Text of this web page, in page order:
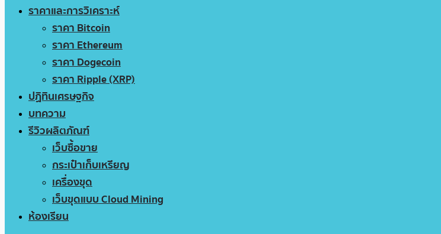
ราคาและการวิเคราะห์
ราคา Bitcoin
ราคา Ethereum
ราคา Dogecoin
ราคา Ripple (XRP)
ปฏิทินเศรษฐกิจ
บทความ
รีวิวผลิตภัณฑ์
เว็บซื้อขาย
กระเป๋าเก็บเหรียญ
เครื่องขุด
เว็บขุดแบบ Cloud Mining
ห้องเรียน